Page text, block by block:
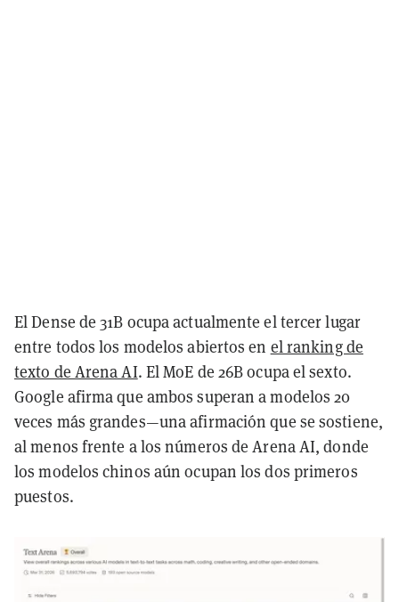
El Dense de 31B ocupa actualmente el tercer lugar
entre todos los modelos abiertos en el ranking de
texto de Arena AI. El MoE de 26B ocupa el sexto.
Google afirma que ambos superan a modelos 20
veces más grandes—una afirmación que se sostiene,
al menos frente a los números de Arena AI, donde
los modelos chinos aún ocupan los dos primeros
puestos.